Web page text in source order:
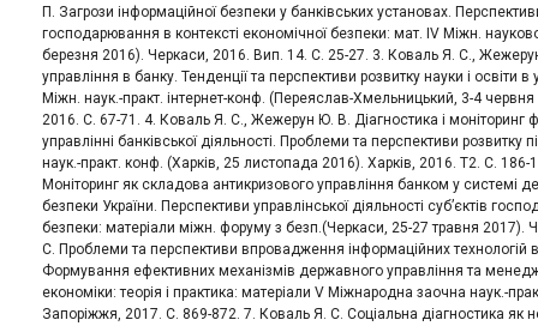
П. Загрози інформаційної безпеки у банківських установах.
господарювання в контексті економічної безпеки: мат. ІV Міжн.
березня 2016). Черкаси, 2016. Вип. 14. С. 25-27. 3. Коваль Я. С.,
управління в банку. Тенденції та перспективи розвитку науки і освіти в
Міжн. наук.-практ. інтернет-конф. (Переяслав-Хмельницький, 3-4
2016. С. 67-71. 4. Коваль Я. С., Жежерун Ю. В. Діагностика і моніторинг
управлінні банківської діяльності. Проблеми та перспективи
наук.-практ. конф. (Харків, 25 листопада 2016). Харків, 2016. Т2. С. 186-
Моніторинг як складова антикризового управління банком у системі
безпеки України. Перспективи управлінської діяльності суб’єктів
безпеки: матеріали міжн. форуму з безп.(Черкаси, 25-27 травня 2017).
С. Проблеми та перспективи впровадження інформаційних технологій
Формування ефективних механізмів державного управління та
економіки: теорія і практика: матеріали V Міжнародна заочна наук.-
Запоріжжя, 2017. С. 869-872. 7. Коваль Я. С. Соціальна діагностика як